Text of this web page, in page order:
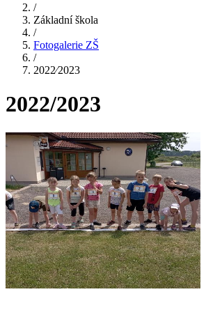
/
Základní škola
/
Fotogalerie ZŠ
/
2022⁄2023
2022/2023